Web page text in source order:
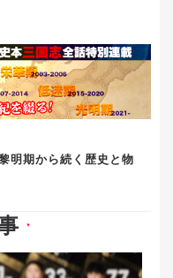
明期から続く歴史と物
▼